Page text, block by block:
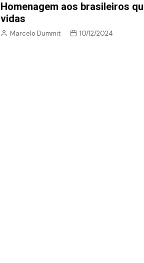
Homenagem aos brasileiros
vidas
Marcelo Dummit 10/12/2024